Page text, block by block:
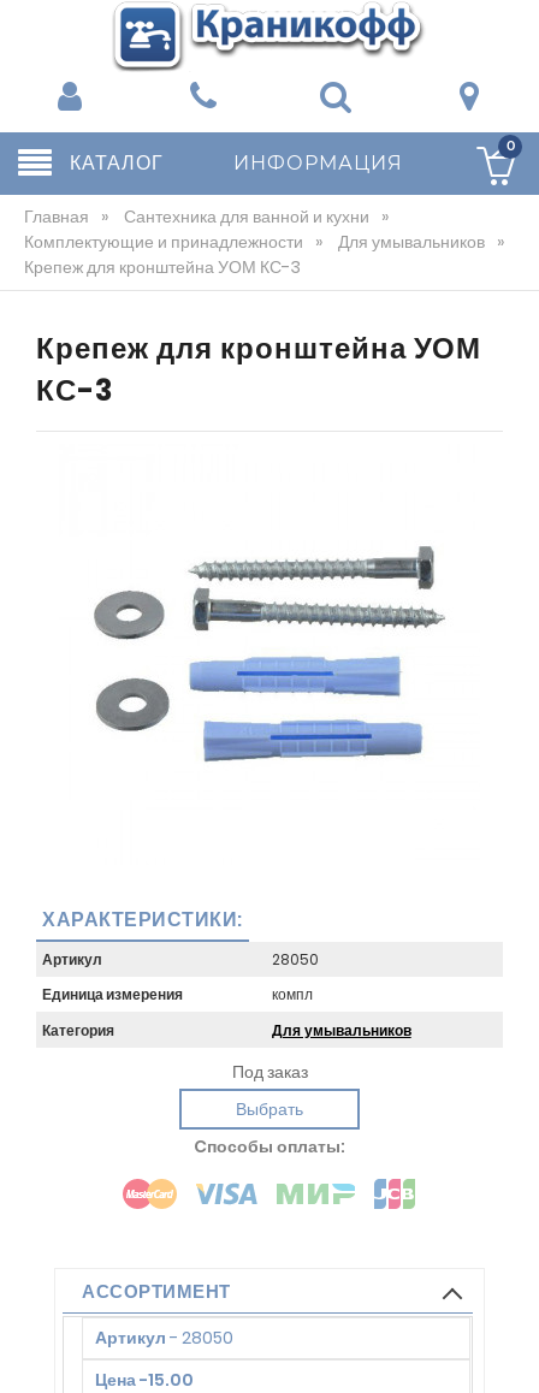
КАТАЛОГ ИНФОРМАЦИЯ
0
Главная » Сантехника для ванной и кухни »
Комплектующие и принадлежности » Для умывальников »
Крепеж для кронштейна УОМ КС-3
Крепеж для кронштейна УОМ
КС-3
ХАРАКТЕРИСТИКИ:
Артикул
28050
Единица измерения
компл
Категория
Для умывальников
Под заказ
Выбрать
Cпособы оплаты:
АССОРТИМЕНТ
Артикул - 28050
Цена-15.00